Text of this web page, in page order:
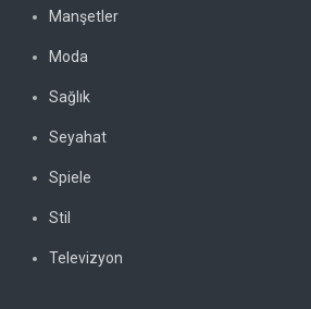
Manşetler
Moda
Sağlık
Seyahat
Spiele
Stil
Televizyon